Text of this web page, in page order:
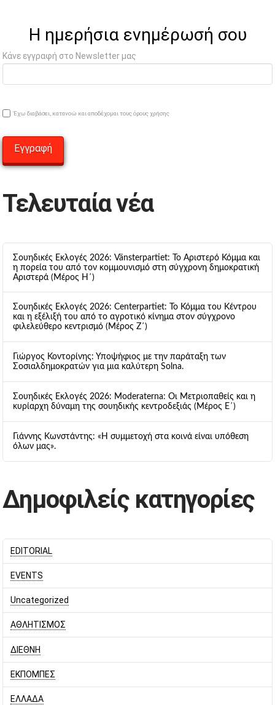
Η ημερήσια ενημέρωσή σου
Κάνε εγγραφή στο Newsletter μας
Έχω διαβάσει, κατανοώ και αποδέχομαι τους όρους χρήσης
Τελευταία νέα
Σουηδικές Εκλογές 2026: Vänsterpartiet: Το Αριστερό Κόμμα και
η πορεία του από τον κομμουνισμό στη σύγχρονη δημοκρατική
Αριστερά (Μέρος Η΄)
Σουηδικές Εκλογές 2026: Centerpartiet: Το Κόμμα του Κέντρου
και η εξέλιξή του από το αγροτικό κίνημα στον σύγχρονο
φιλελεύθερο κεντρισμό (Μέρος Ζ΄)
Γιώργος Κοντορίνης: Υποψήφιος με την παράταξη των
Σοσιαλδημοκρατών για μια καλύτερη Solna.
Σουηδικές Εκλογές 2026: Moderaterna: Οι Μετριοπαθείς και η
κυρίαρχη δύναμη της σουηδικής κεντροδεξιάς (Μέρος Ε΄)
Γιάννης Κωνστάντης: «Η συμμετοχή στα κοινά είναι υπόθεση
όλων μας».
Δημοφιλείς κατηγορίες
EDITORIAL
EVENTS
Uncategorized
ΑΘΛΗΤΙΣΜΟΣ
ΔΙΕΘΝΗ
ΕΚΠΟΜΠΕΣ
ΕΛΛΑΔΑ